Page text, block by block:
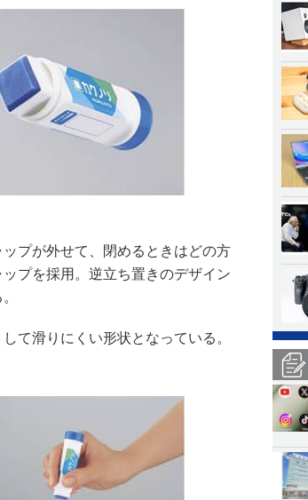
プが外せて、閉めるときはどの方
プを採用。逆立ち置きのデザイン
て滑りにくい形状となっている。